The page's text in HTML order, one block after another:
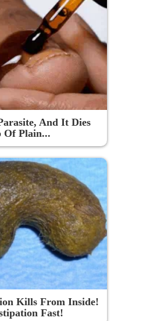
And It Dies
Of Plain...
Kills From Inside!
Fast!